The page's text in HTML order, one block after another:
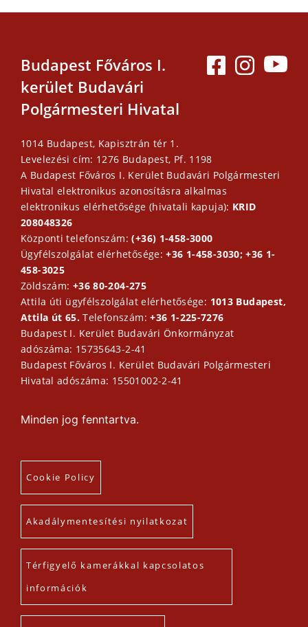
Budapest Főváros I.
kerület Budavári
Polgármesteri Hivatal
1014 Budapest, Kapisztrán tér 1.
Levelezési cím: 1276 Budapest, Pf. 1198
A Budapest Főváros I. Kerület Budavári Polgármesteri
Hivatal elektronikus azonosításra alkalmas
elektronikus elérhetősége (hivatali kapuja): KRID
208048326
Központi telefonszám:(+36) 1-458-3000
Ügyfélszolgálat elérhetősége:+36 1-458-3030; +36 1-
458-3025
Zöldszám: +36 80-204-275
Attila úti ügyfélszolgálat elérhetősége: 1013 Budapest,
Attila út 65.Telefonszám:+36 1-225-7276
Budapest I. Kerület Budavári Önkormányzat
adószáma: 15735643-2-41
Budapest Főváros I. Kerület Budavári Polgármesteri
Hivatal adószáma: 15501002-2-41
Minden jog fenntartva.
Cookie Policy
Akadálymentesítési nyilatkozat
Térfigyelő kamerákkal kapcsolatos
információk